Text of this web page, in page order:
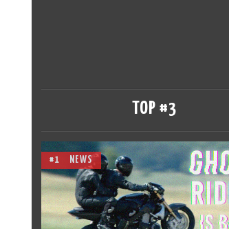
TOP #3
#1 NEWS